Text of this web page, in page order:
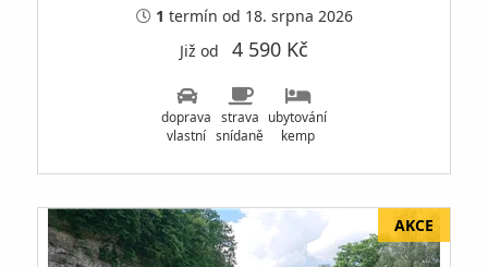
1 termín od 18. srpna 2026
Již od 4 590 Kč
doprava
vlastní
strava
snídaně
ubytování
kemp